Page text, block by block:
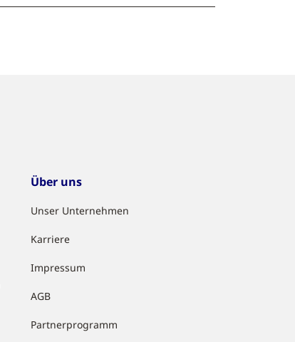
Über uns
Unser Unternehmen
Karriere
Impressum
AGB
Partnerprogramm